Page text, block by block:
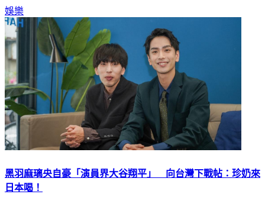
娛樂
黑羽麻璃央自豪「演員界大谷翔平」 向台灣下戰帖：珍奶來
日本喝！